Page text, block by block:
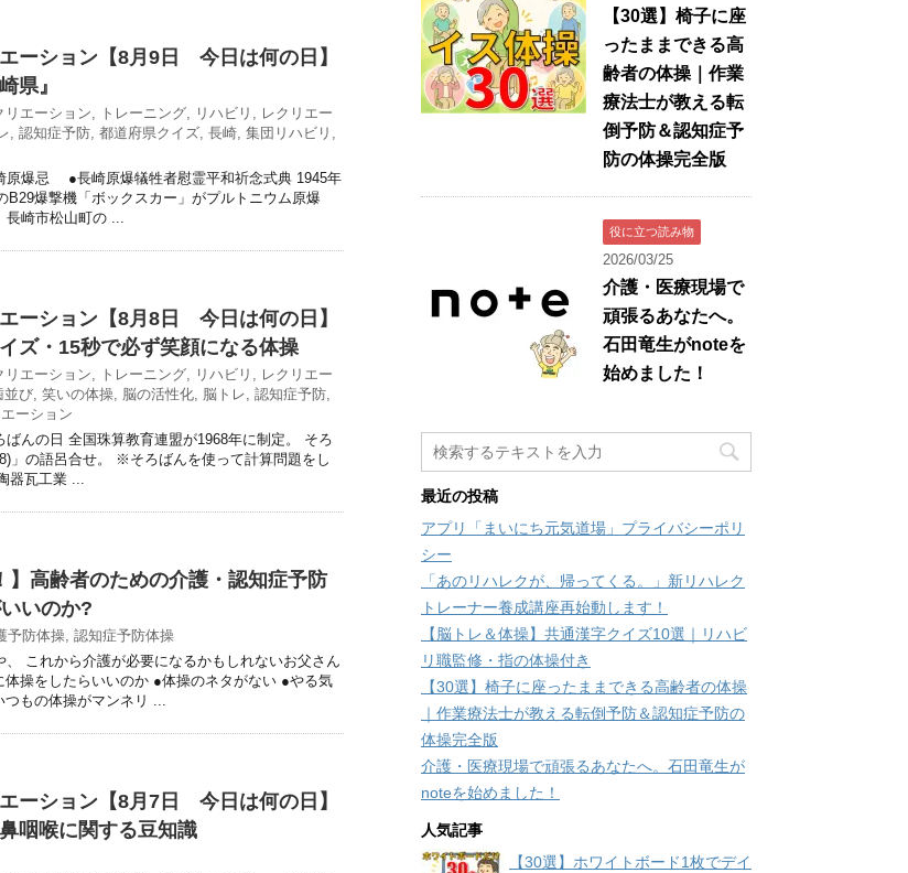
ーション【8月9日 今日は何の日】
県』
リエーション, トレーニング, リハビリ , レクリエー
, 認知症予防, 都道府県クイズ, 長崎, 集団リハビリ ,
爆忌 ●長崎原爆犠牲者慰霊平和祈念式典 1945年
B29爆撃機「ボックスカー」がプルトニウム原爆
長崎市松山町の ...
ーション【8月8日 今日は何の日】
ズ・15秒で必ず笑顔になる体操
リエーション, トレーニング, リハビリ , レクリエー
並び, 笑いの体操, 脳の活性化, 脳トレ, 認知症予防,
ーション
んの日 全国珠算教育連盟が1968年に制定。 そろ
」の語呂合せ。 ※そろばんを使って計算問題をし
器瓦工業 ...
】高齢者のための介護・認知症予防
いのか?
予防体操, 認知症予防体操
これから介護が必要になるかもしれないお父さん
操をしたらいいのか ●体操のネタがない ●やる気
もの体操がマンネリ ...
ーション【8月7日 今日は何の日】
咽喉に関する豆知識
【30選】椅子に座
ったままできる高
齢者の体操｜作業
療法士が教える転
倒予防＆認知症予
防の体操完全版
役に立つ読み物
2026/03/25
介護・医療現場で
頑張るあなたへ。
石田竜生がnoteを
始めました！
最近の投稿
アプリ「まいにち元気道場」プライバシーポリ
シー
「あのリハレクが、帰ってくる。」新リハレク
トレーナー養成講座再始動します！
【脳トレ＆体操】共通漢字クイズ10選｜リハビ
リ職監修・指の体操付き
【30選】椅子に座ったままできる高齢者の体操
｜作業療法士が教える転倒予防＆認知症予防の
体操完全版
介護・医療現場で頑張るあなたへ。石田竜生が
noteを始めました！
人気記事
【30選】ホワイトボード1枚でデイ